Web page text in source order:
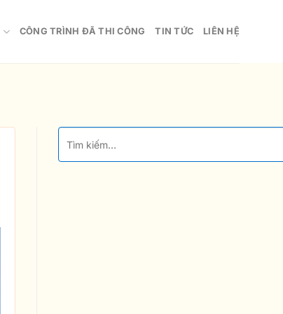
CÔNG TRÌNH ĐÃ THI CÔNG TIN TỨC LIÊN HỆ